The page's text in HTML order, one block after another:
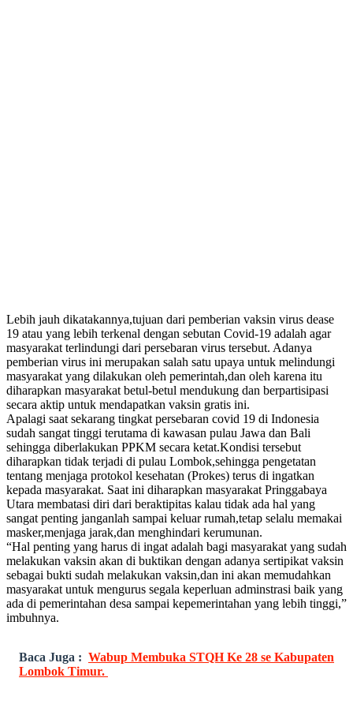
Lebih jauh dikatakannya,tujuan dari pemberian vaksin virus dease
19 atau yang lebih terkenal dengan sebutan Covid-19 adalah agar
masyarakat terlindungi dari persebaran virus tersebut. Adanya
pemberian virus ini merupakan salah satu upaya untuk melindungi
masyarakat yang dilakukan oleh pemerintah,dan oleh karena itu
diharapkan masyarakat betul-betul mendukung dan berpartisipasi
secara aktip untuk mendapatkan vaksin gratis ini.
Apalagi saat sekarang tingkat persebaran covid 19 di Indonesia
sudah sangat tinggi terutama di kawasan pulau Jawa dan Bali
sehingga diberlakukan PPKM secara ketat.Kondisi tersebut
diharapkan tidak terjadi di pulau Lombok,sehingga pengetatan
tentang menjaga protokol kesehatan (Prokes) terus di ingatkan
kepada masyarakat. Saat ini diharapkan masyarakat Pringgabaya
Utara membatasi diri dari beraktipitas kalau tidak ada hal yang
sangat penting janganlah sampai keluar rumah,tetap selalu memakai
masker,menjaga jarak,dan menghindari kerumunan.
“Hal penting yang harus di ingat adalah bagi masyarakat yang sudah
melakukan vaksin akan di buktikan dengan adanya sertipikat vaksin
sebagai bukti sudah melakukan vaksin,dan ini akan memudahkan
masyarakat untuk mengurus segala keperluan adminstrasi baik yang
ada di pemerintahan desa sampai kepemerintahan yang lebih tinggi,”
imbuhnya.
Baca Juga : Wabup Membuka STQH Ke 28 se Kabupaten
Lombok Timur.